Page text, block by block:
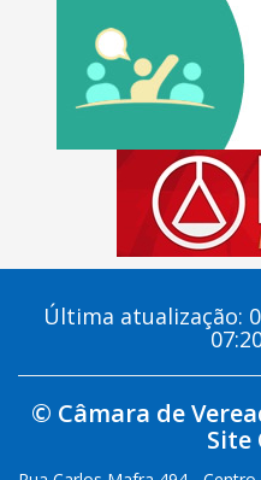
Última atualização:
© Câmara de
Site